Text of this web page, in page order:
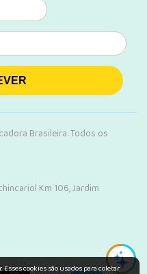
Brasileira. Todos os
Km 106, Jardim
cookies são usados para coletar